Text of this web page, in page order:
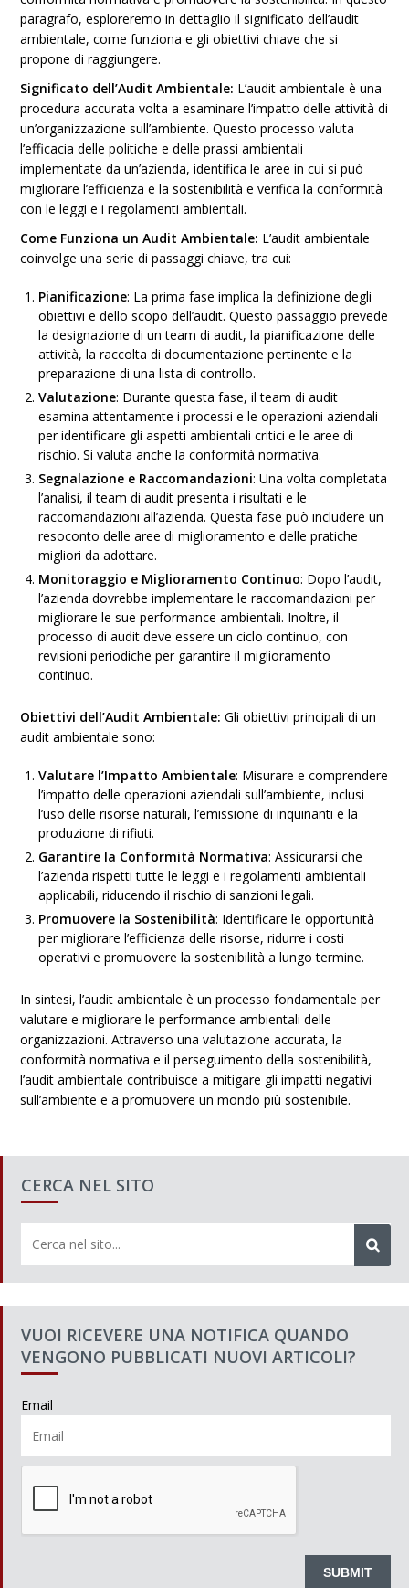
paragrafo, esploreremo in dettaglio il significato dell’audit
ambientale, come funziona e gli obiettivi chiave che si
propone di raggiungere.
Significato dell’Audit Ambientale: L’audit ambientale è una
procedura accurata volta a esaminare l’impatto delle attività di
un’organizzazione sull’ambiente. Questo processo valuta
l’efficacia delle politiche e delle prassi ambientali
implementate da un’azienda, identifica le aree in cui si può
migliorare l’efficienza e la sostenibilità e verifica la conformità
con le leggi e i regolamenti ambientali.
Come Funziona un Audit Ambientale: L’audit ambientale
coinvolge una serie di passaggi chiave, tra cui:
Pianificazione: La prima fase implica la definizione degli
obiettivi e dello scopo dell’audit. Questo passaggio prevede
la designazione di un team di audit, la pianificazione delle
attività, la raccolta di documentazione pertinente e la
preparazione di una lista di controllo.
Valutazione: Durante questa fase, il team di audit
esamina attentamente i processi e le operazioni aziendali
per identificare gli aspetti ambientali critici e le aree di
rischio. Si valuta anche la conformità normativa.
Segnalazione e Raccomandazioni: Una volta completata
l’analisi, il team di audit presenta i risultati e le
raccomandazioni all’azienda. Questa fase può includere un
resoconto delle aree di miglioramento e delle pratiche
migliori da adottare.
Monitoraggio e Miglioramento Continuo: Dopo l’audit,
l’azienda dovrebbe implementare le raccomandazioni per
migliorare le sue performance ambientali. Inoltre, il
processo di audit deve essere un ciclo continuo, con
revisioni periodiche per garantire il miglioramento
continuo.
Obiettivi dell’Audit Ambientale: Gli obiettivi principali di un
audit ambientale sono:
Valutare l’Impatto Ambientale: Misurare e comprendere
l’impatto delle operazioni aziendali sull’ambiente, inclusi
l’uso delle risorse naturali, l’emissione di inquinanti e la
produzione di rifiuti.
Garantire la Conformità Normativa: Assicurarsi che
l’azienda rispetti tutte le leggi e i regolamenti ambientali
applicabili, riducendo il rischio di sanzioni legali.
Promuovere la Sostenibilità: Identificare le opportunità
per migliorare l’efficienza delle risorse, ridurre i costi
operativi e promuovere la sostenibilità a lungo termine.
In sintesi, l’audit ambientale è un processo fondamentale per
valutare e migliorare le performance ambientali delle
organizzazioni. Attraverso una valutazione accurata, la
conformità normativa e il perseguimento della sostenibilità,
l’audit ambientale contribuisce a mitigare gli impatti negativi
sull’ambiente e a promuovere un mondo più sostenibile.
CERCA NEL SITO
VUOI RICEVERE UNA NOTIFICA QUANDO
VENGONO PUBBLICATI NUOVI ARTICOLI?
Email